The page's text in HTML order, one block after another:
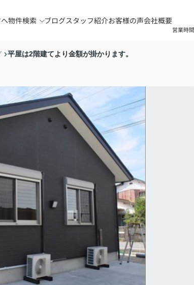
物件検索 ブログスタッフ紹介お客様の声会社概要
営業時
平屋は2階建てより金額が掛かります。